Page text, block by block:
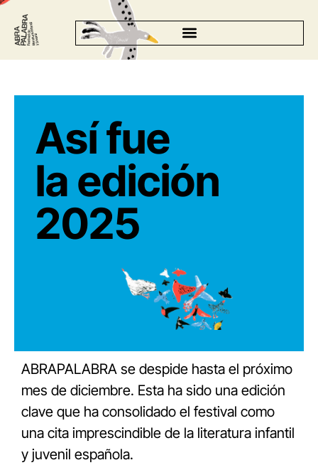
Así fue
la edición
2025
ABRAPALABRA se despide hasta el próximo
mes de diciembre. Esta ha sido una edición
clave que ha consolidado el festival como
una cita imprescindible de la literatura infantil
y juvenil española.